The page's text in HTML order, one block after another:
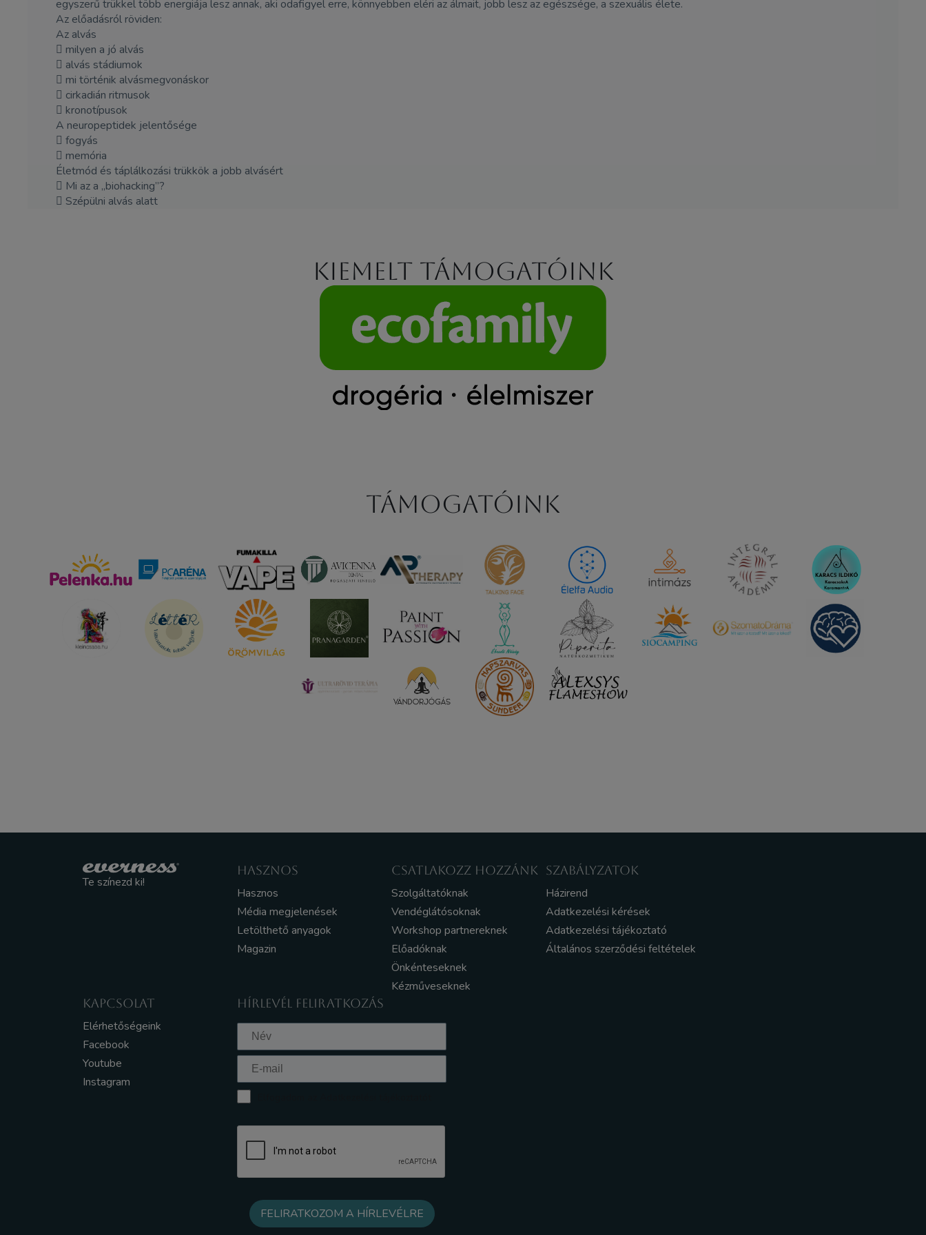
egyszerű trükkel több energiája lesz annak, aki odafigyel erre, könnyebben eléri az álmait, jobb lesz az egészsége, a szexuális élete.
Az előadásról röviden:
Az alvás
 milyen a jó alvás
 alvás stádiumok
 mi történik alvásmegvonáskor
 cirkadián ritmusok
 kronotípusok
A neuropeptidek jelentősége
 fogyás
 memória
Életmód és táplálkozási trükkök a jobb alvásért
 Mi az a „biohacking”?
 Szépülni alvás alatt
Kiemelt támogatóink
Támogatóink
Te színezd ki!
HASZNOS
Hasznos
Média megjelenések
Letölthető anyagok
Magazin
CSATLAKOZZ HOZZÁNK
Szolgáltatóknak
Vendéglátósoknak
Workshop partnereknek
Előadóknak
Önkénteseknek
Kézműveseknek
SZABÁLYZATOK
Házirend
Adatkezelési kérések
Adatkezelési tájékoztató
Általános szerződési feltételek
KAPCSOLAT
Elérhetőségeink
Facebook
Youtube
Instagram
HÍRLEVÉL FELIRATKOZÁS